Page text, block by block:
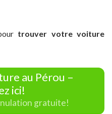
trouver votre voiture
au Pérou –
ici!
gratuite!